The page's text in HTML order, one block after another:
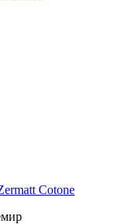
Cotone